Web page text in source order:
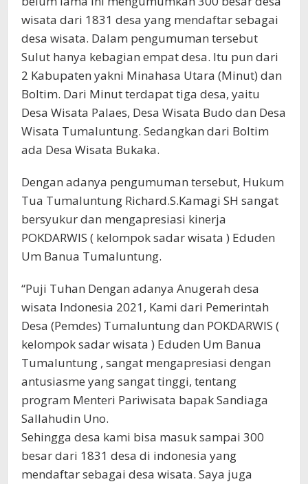
wisata dari 1831 desa yang mendaftar sebagai
desa wisata. Dalam pengumuman tersebut
Sulut hanya kebagian empat desa. Itu pun dari
2 Kabupaten yakni Minahasa Utara (Minut) dan
Boltim. Dari Minut terdapat tiga desa, yaitu
Desa Wisata Palaes, Desa Wisata Budo dan Desa
Wisata Tumaluntung. Sedangkan dari Boltim
ada Desa Wisata Bukaka.
Dengan adanya pengumuman tersebut, Hukum
Tua Tumaluntung Richard.S.Kamagi SH sangat
bersyukur dan mengapresiasi kinerja
POKDARWIS ( kelompok sadar wisata ) Eduden
Um Banua Tumaluntung.
“Puji Tuhan Dengan adanya Anugerah desa
wisata Indonesia 2021, Kami dari Pemerintah
Desa (Pemdes) Tumaluntung dan POKDARWIS (
kelompok sadar wisata ) Eduden Um Banua
Tumaluntung , sangat mengapresiasi dengan
antusiasme yang sangat tinggi, tentang
program Menteri Pariwisata bapak Sandiaga
Sallahudin Uno.
Sehingga desa kami bisa masuk sampai 300
besar dari 1831 desa di indonesia yang
mendaftar sebagai desa wisata. Saya juga